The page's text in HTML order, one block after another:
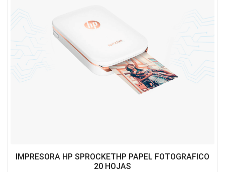
IMPRESORA HP SPROCKETHP PAPEL FOTOGRAFICO
20 HOJAS